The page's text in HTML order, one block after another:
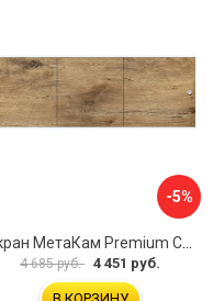
-5%
Экран МетаКам Premium Collection 4650208860133
4 685 руб. 4 451 руб.